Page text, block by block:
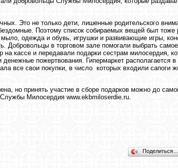
Это не только дети, лишенные родительского
Поэтому список собираемых вещей был тоже
одежда и обувь, игрушки и развивающие игры,
Добровольцы в торговом зале помогали выбрать
на кассе и передавали подарки сестрам милосердия,
пожертвования. Гипермаркет располагается в
все свои покупки, в число которых входили сапоги
но принять участие в сборе подарков можно до
Милосердия www.ekbmiloserdie.ru.
Поделиться…